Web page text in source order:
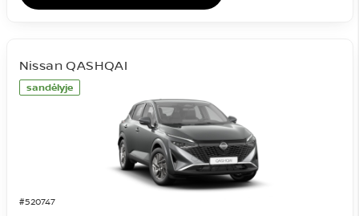
sandėlyje
#520747
Nissan QASHQAI